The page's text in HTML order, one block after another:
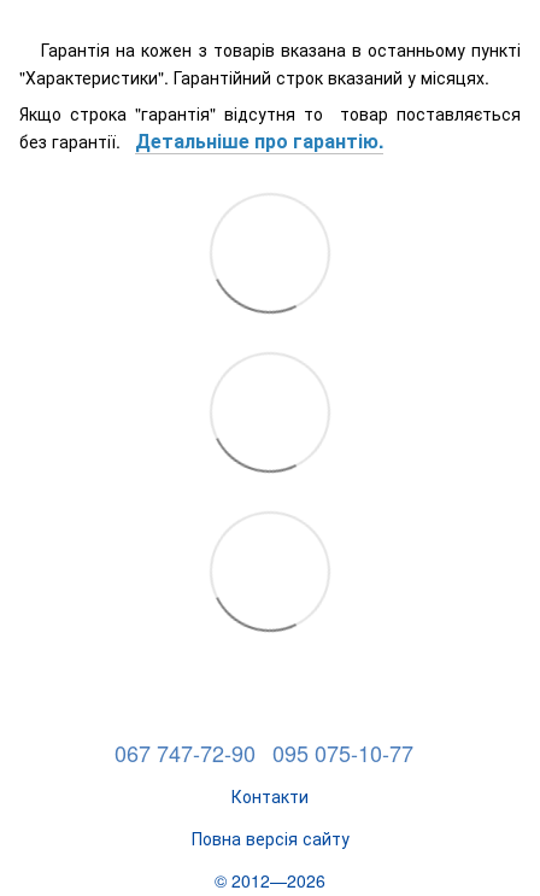
Гарантія на кожен з товарів вказана в останньому пункті
"Характеристики". Гарантійний строк вказаний у місяцях.
Якщо строка "гарантія" відсутня то товар поставляється
без гарантії. Детальніше про гарантію.
067 747-72-90 095 075-10-77
Контакти
Повна версія сайту
© 2012—2026